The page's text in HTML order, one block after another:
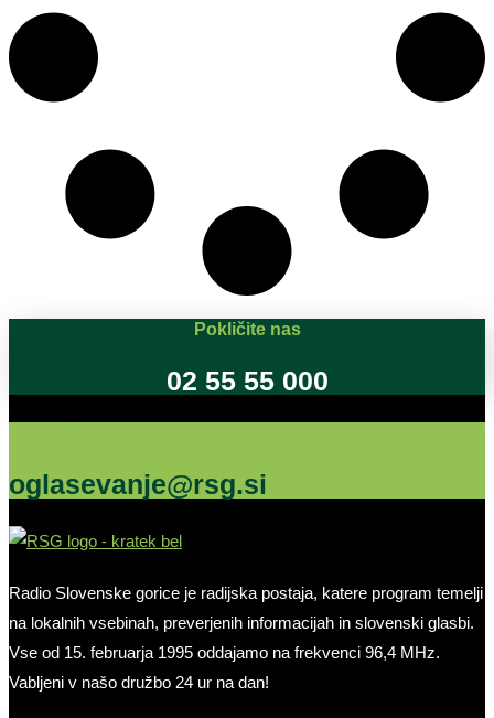
Pokličite nas
02 55 55 000
oglasevanje@rsg.si
Radio Slovenske gorice je radijska postaja, katere program temelji
na lokalnih vsebinah, preverjenih informacijah in slovenski glasbi.
Vse od 15. februarja 1995 oddajamo na frekvenci 96,4 MHz.
Vabljeni v našo družbo 24 ur na dan!